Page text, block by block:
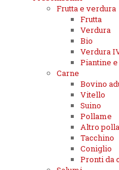
Frutta e verdura
Frutta
Verdura
Bio
Verdura
Piantine
Carne
Bovino
Vitello
Suino
Pollame
Altro
Tacchino
Coniglio
Pronti da